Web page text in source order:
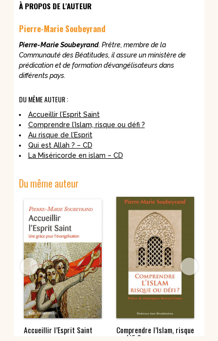
À PROPOS DE L'AUTEUR
Pierre-Marie Soubeyrand
Pierre-Marie Soubeyrand. Prêtre, membre de la
Communauté des Béatitudes, il assure un ministère de
prédication et de formation d’évangélisateurs dans
différents pays.
DU MÊME AUTEUR :
Accueillir l’Esprit Saint
Comprendre l’Islam, risque ou défi ?
Au risque de l’Esprit
Qui est Allah ? – CD
La Miséricorde en islam – CD
Du même auteur
Accueillir l’Esprit Saint Comprendre l’Islam, risque
ou défi ?